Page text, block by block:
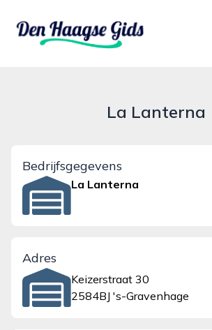
denhaagsegids.nl
La Lanterna
Bedrijfsgegevens
La Lanterna
Adres
Keizerstraat 30
2584BJ 's-Gravenhage